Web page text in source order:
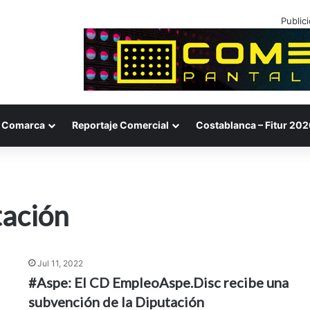
Comarca Reportaje Comercial Costablanca – Fitur
Jul 11, 2022
#Aspe: El CD EmpleoAspe.Disc recibe una
subvención de la Diputación